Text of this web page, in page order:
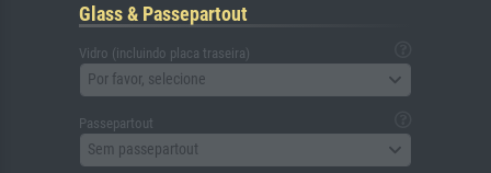
Glass & Passepartout
Vidro (incluindo placa traseira)
Por favor, selecione
Passepartout
Sem passepartout